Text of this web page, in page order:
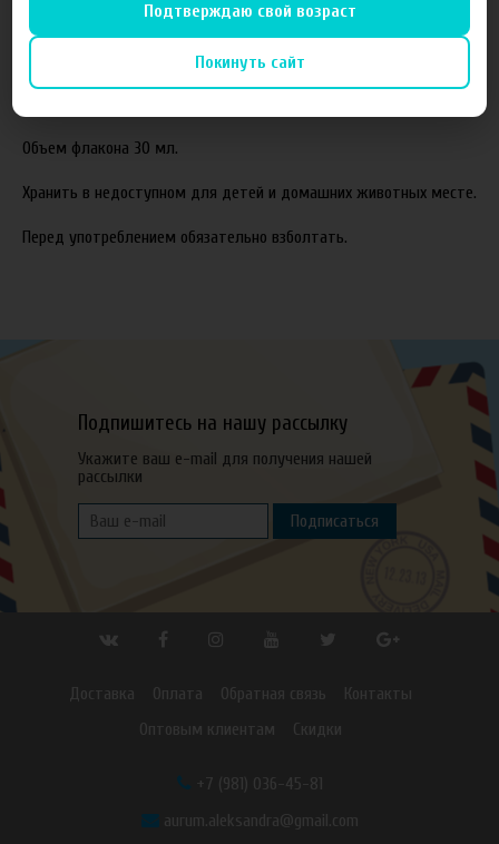
Соотношение компонентов,%:
Жидкость производится с использованием американских
Объем флакона 30 мл.
Хранить в недоступном для детей и домашних животных месте.
Перед употреблением обязательно взболтать.
Подпишитесь на нашу рассылку
Укажите ваш e-mail для получения нашей
рассылки
Подписаться
Доставка Оплата Обратная связь
Контакты
Оптовым клиентам
Скидки
+7 (981) 036-45-81
aurum.aleksandra@gmail.com
Подтверждаю свой возраст
Покинуть сайт